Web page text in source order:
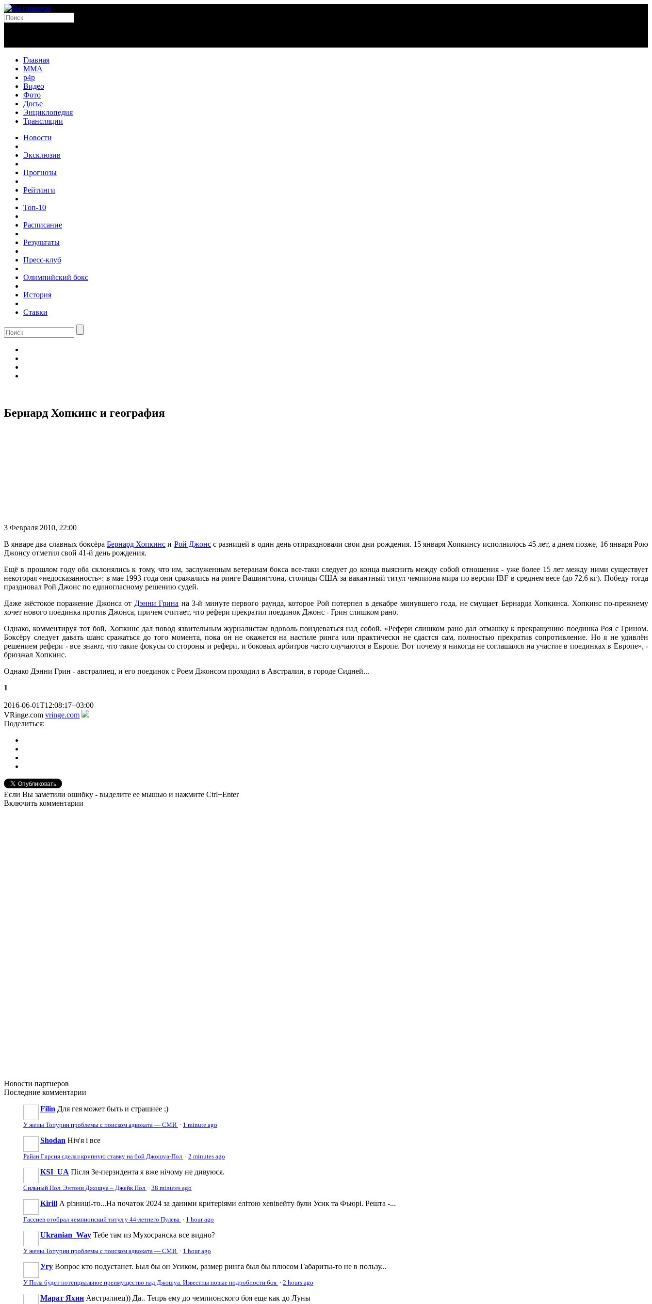
Главная
MMA
p4p
Видео
Фото
Досье
Энциклопедия
Трансляции
Новости
|
Эксклюзив
|
Прогнозы
|
Рейтинги
|
Топ-10
|
Расписание
|
Результаты
|
Пресс-клуб
|
Олимпийский бокс
|
История
|
Ставки
Бернард Хопкинс и география
3 Февраля 2010, 22:00
В январе два славных боксёра Бернард Хопкинс и Рой Джонсс разницей в один день отпраздновали свои дни рождения. 15 января Хопкинсу исполнилось 45 лет, а днем позже, 16 января Рою
Джонсу отметил свой 41-й день рождения.
Ещё в прошлом году оба склонялись к тому, что им, заслуженным ветеранам бокса все-таки следует до конца выяснить между собой отношения - уже более 15 лет между ними существует
некоторая «недосказанность»: в мае 1993 года они сражались на ринге Вашингтона, столицы США за вакантный титул чемпиона мира по версии IBF в среднем весе (до 72,6 кг). Победу тогда
праздновал Рой Джонс по единогласному решению судей.
Даже жёстокое поражение Джонса от Дэнни Грина на 3-й минуте первого раунда, которое Рой потерпел в декабре минувшего года, не смущает Бернарда Хопкинса. Хопкинс по-прежнему
хочет нового поединка против Джонса, причем считает, что рефери прекратил поединок Джонс - Грин слишком рано.
Однако, комментируя тот бой, Хопкинс дал повод язвительным журналистам вдоволь поиздеваться над собой. «Рефери слишком рано дал отмашку к прекращению поединка Роя с Грином.
Боксёру следует давать шанс сражаться до того момента, пока он не окажется на настиле ринга или практически не сдастся сам, полностью прекратив сопротивление. Но я не удивлён
решением рефери - все знают, что такие фокусы со стороны и рефери, и боковых арбитров часто случаются в Европе. Вот почему я никогда не соглашался на участие в поединках в Европе», -
брюзжал Хопкинс.
Однако Дэнни Грин - австралиец, и его поединок с Роем Джонсом проходил в Австралии, в городе Сидней...
1
2016-06-01T12:08:17+03:00
VRinge.com vringe.com
Поделиться:
Если Вы заметили ошибку - выделите ее мышью и нажмите Ctrl+Enter
Включить комментарии
Новости партнеров
Последние комментарии
Filin Для гея может быть и страшнее ;)
У жены Топурии проблемы с поиском адвоката — СМИ · 1 minute ago
Shodan Ніч'я і все
Райан Гарсия сделал крупную ставку на бой Джошуа-Пол · 2 minutes ago
KSI_UA Після Зе-перзидента я вже нічому не дивуюся.
Сильный Пол. Энтони Джошуа – Джейк Пол · 38 minutes ago
Kirill А різниці-то...На початок 2024 за даними критеріями елітою хевівейту були Усик та Фьюрі. Решта -...
Гассиев отобрал чемпионский титул у 44-летнего Пулева · 1 hour ago
Ukranian_Way Тебе там из Мухосранска все видно?
У жены Топурии проблемы с поиском адвоката — СМИ · 1 hour ago
Угу Вопрос кто подустанет. Был бы он Усиком, размер ринга был бы плюсом Габариты-то не в пользу...
У Пола будет потенциальное преимущество над Джошуа. Известны новые подробности боя · 2 hours ago
Марат Яхин Австралиец)) Да.. Тепрь ему до чемпионского боя еще как до Луны